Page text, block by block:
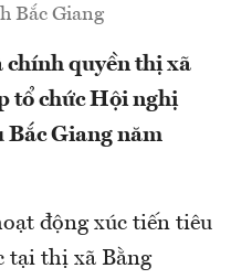
Bắc Giang
chính quyền thị xã
tổ chức Hội nghị
Bắc Giang năm
động xúc tiến tiêu
tại thị xã Bằng